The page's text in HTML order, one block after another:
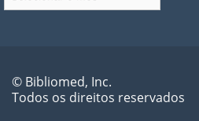
© Bibliomed, Inc.
Todos os direitos reservados